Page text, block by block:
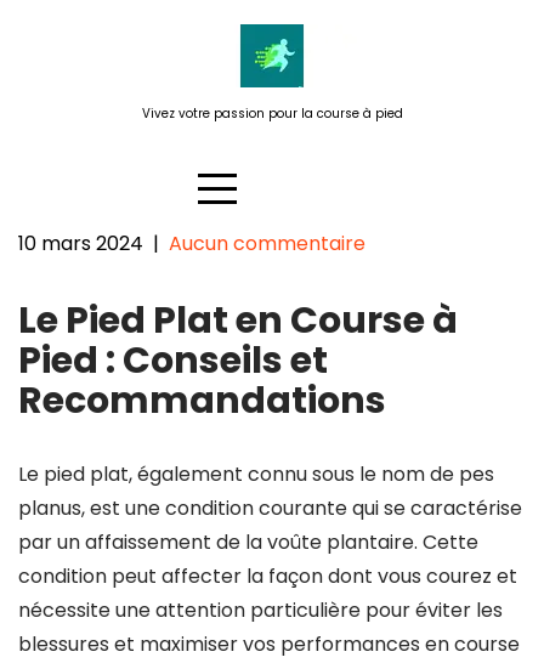
Vivez votre passion pour la course à pied
Pied Plat en Course à Pied
10 mars 2024 | Aucun commentaire
Le Pied Plat en Course à
Pied : Conseils et
Recommandations
Le pied plat, également connu sous le nom de pes
planus, est une condition courante qui se caractérise
par un affaissement de la voûte plantaire. Cette
condition peut affecter la façon dont vous courez et
nécessite une attention particulière pour éviter les
blessures et maximiser vos performances en course